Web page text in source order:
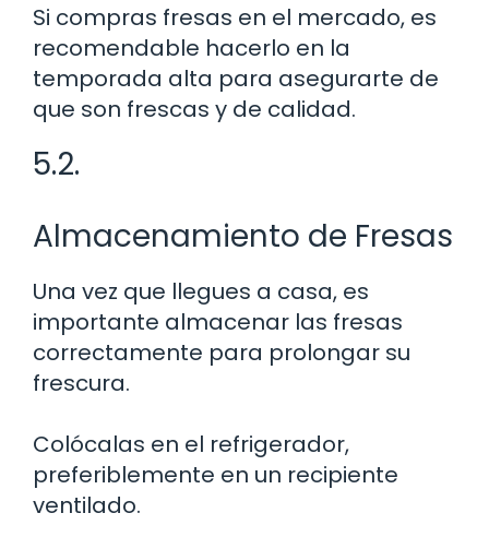
Si compras fresas en el mercado, es
recomendable hacerlo en la
temporada alta para asegurarte de
que son frescas y de calidad.
5.2.
Almacenamiento de Fresas
Una vez que llegues a casa, es
importante almacenar las fresas
correctamente para prolongar su
frescura.
Colócalas en el refrigerador,
preferiblemente en un recipiente
ventilado.